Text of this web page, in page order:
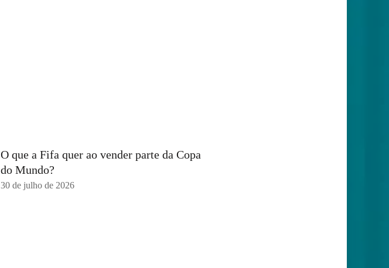
O que a Fifa quer ao vender parte da Copa
do Mundo?
30 de julho de 2026